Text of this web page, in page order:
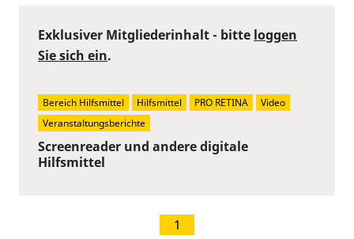
Screenreader und andere digitale
Hilfsmittel
Exklusiver Mitgliederinhalt - bitte loggen
Sie sich ein.
Bereich Hilfsmittel Hilfsmittel PRO RETINA
Video
Veranstaltungsberichte
1